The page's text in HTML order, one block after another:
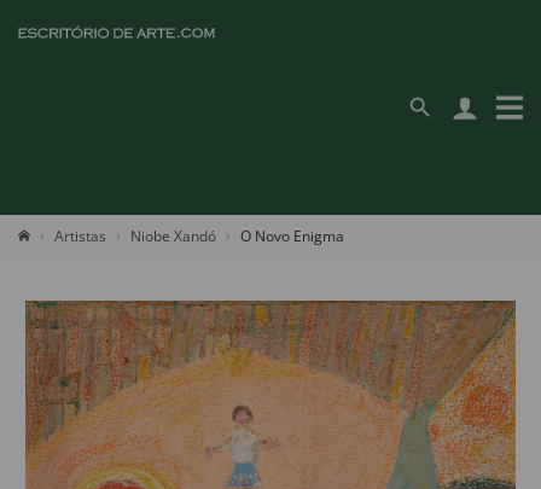
Artistas Niobe Xandó O Novo Enigma